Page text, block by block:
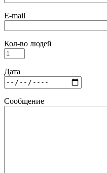
E-mail
Кол-во людей
Дата
Сообщение